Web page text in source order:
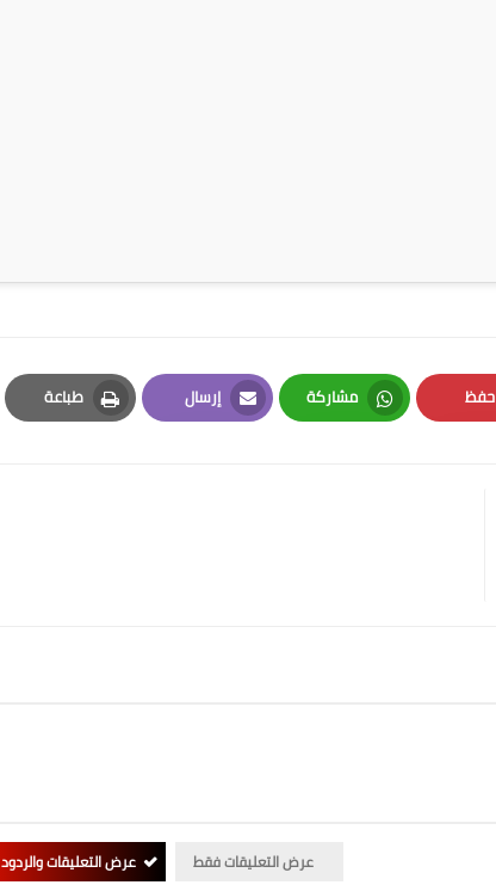
حفظ
Pinterest
مشاركة
Whatsapp
إرسال
Email
طباعة
Print
عرض التعليقات فقط عرض التعليقات والردود